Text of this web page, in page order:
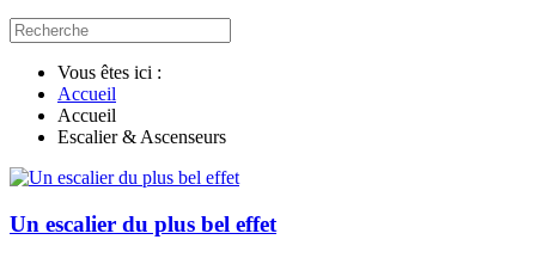
Vous êtes ici :
Accueil
Accueil
Escalier & Ascenseurs
Un escalier du plus bel effet